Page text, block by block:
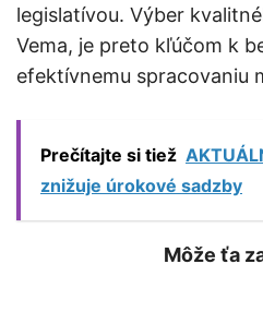
legislatívou. Výber
Vema, je preto kľúčom k
efektívnemu spracovaniu
Prečítajte si tiež
znižuje úrokové sadzby
Môže ťa